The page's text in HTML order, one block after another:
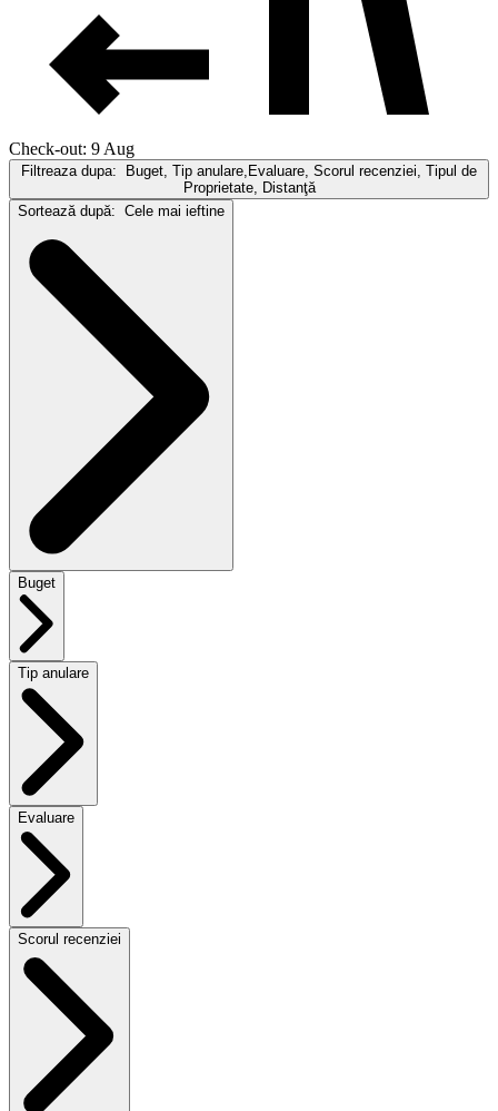
Check-out: 9 Aug
Filtreaza dupa:
Buget, Tip anulare,Evaluare, Scorul recenziei, Tipul de
Proprietate, Distanţă
Sortează după: Cele mai ieftine
Buget
Tip anulare
Evaluare
Scorul recenziei